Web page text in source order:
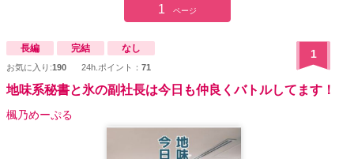
1 ページ
長編 完結 なし
お気に入り:190 24h.ポイント： 71
1
地味系秘書と氷の副社長は今日も仲良くバトルしてます！
楓乃めーぷる